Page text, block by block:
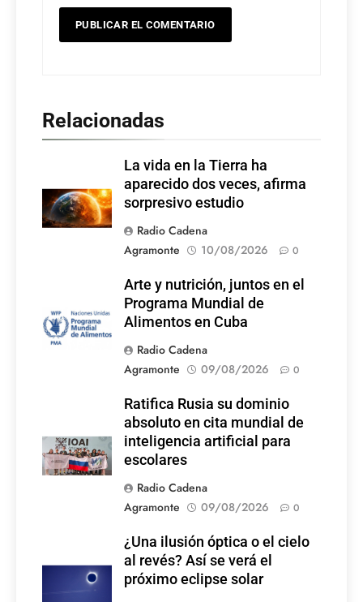
Relacionadas
La vida en la Tierra ha
aparecido dos veces, afirma
sorpresivo estudio
Radio Cadena
Agramonte
10/08/2026 0
Arte y nutrición, juntos en el
Programa Mundial de
Alimentos en Cuba
Radio Cadena
Agramonte
09/08/2026 0
Ratifica Rusia su dominio
absoluto en cita mundial de
inteligencia artificial para
escolares
Radio Cadena
Agramonte
09/08/2026 0
¿Una ilusión óptica o el cielo
al revés? Así se verá el
próximo eclipse solar